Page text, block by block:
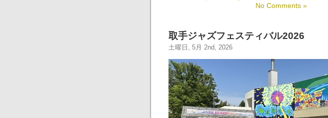
No Comments »
取手ジャズフェスティバル2026
土曜日, 5月 2nd, 2026